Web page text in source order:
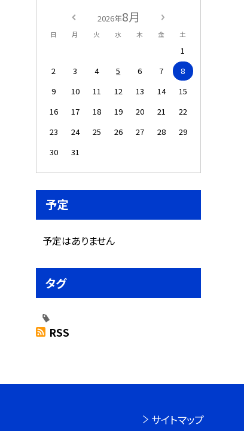
2026年8月
日 月 火 水 木 金 土
1
2
3 4 5 6 7
8
9
10 11 12 13 14
15
16
17 18 19 20 21
22
23
24 25 26 27 28
29
30
31
予定
予定はありません
タグ
RSS
サイトマップ